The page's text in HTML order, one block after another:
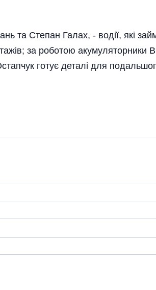
та Степан Галах, - водії, які
за роботою акумуляторники
готує деталі для